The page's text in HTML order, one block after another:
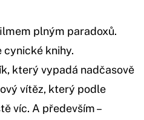
plným paradoxů.
knihy.
který vypadá nadčasově
vítěz, který podle
víc. A především –